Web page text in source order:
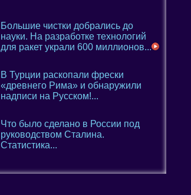
Большие чистки добрались до
науки. На разработке технологий
для ракет украли 600 миллионов...
В Турции раскопали фрески
«древнего Рима» и обнаружили
надписи на Русском!...
Что было сделано в России под
руководством Сталина.
Статистика...